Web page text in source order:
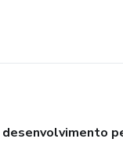
desenvolvimento